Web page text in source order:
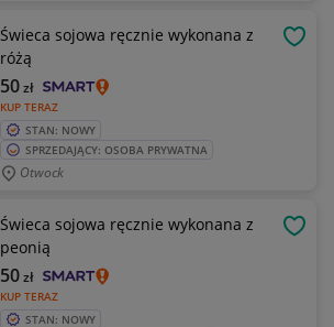
Świeca sojowa ręcznie wykonana z
różą
KUP TERAZ
50zł
STAN: NOWY
SPRZEDAJĄCY: OSOBA PRYWATNA
Otwock
Świeca sojowa ręcznie wykonana z
peonią
KUP TERAZ
50zł
STAN: NOWY